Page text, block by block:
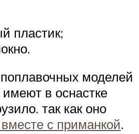
пластик;
моделей
в оснастке
так как оно
с приманкой.